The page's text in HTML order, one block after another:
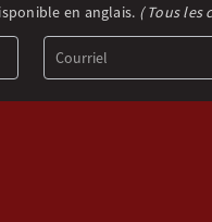
en anglais. ( Tous les